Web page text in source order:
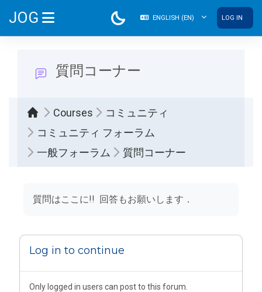
JOG ENGLISH ‎(EN)‎ LOG IN
質問コーナー
Courses
コミュニティ
コミュニティ フォーラム
一般フォーラム
質問コーナー
質問はここに!! 回答もお願いします．
Log in to continue
Only logged in users can post to this forum.